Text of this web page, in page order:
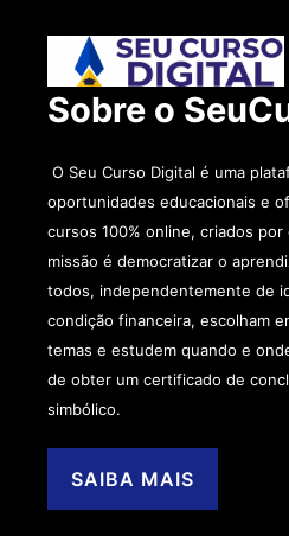
Sobre o
O Seu Curso Digital é uma
oportunidades educacionais e
cursos 100% online, criados
missão é democratizar o
todos, independentemente de
condição financeira, escolham
temas e estudem quando e
de obter um certificado de
simbólico.
SAIBA MAIS